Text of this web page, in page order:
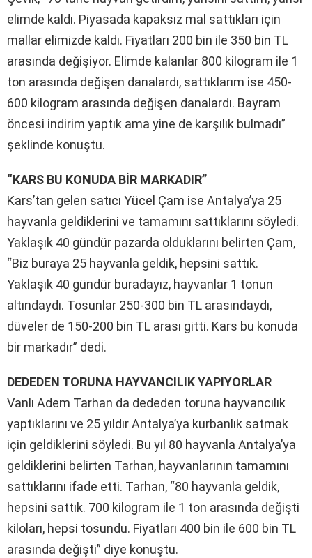
elimde kaldı. Piyasada kapaksız mal sattıkları için
mallar elimizde kaldı. Fiyatları 200 bin ile 350 bin TL
arasında değişiyor. Elimde kalanlar 800 kilogram ile 1
ton arasında değişen danalardı, sattıklarım ise 450-
600 kilogram arasında değişen danalardı. Bayram
öncesi indirim yaptık ama yine de karşılık bulmadı”
şeklinde konuştu.
“KARS BU KONUDA BİR MARKADIR”
Kars’tan gelen satıcı Yücel Çam ise Antalya’ya 25
hayvanla geldiklerini ve tamamını sattıklarını söyledi.
Yaklaşık 40 gündür pazarda olduklarını belirten Çam,
“Biz buraya 25 hayvanla geldik, hepsini sattık.
Yaklaşık 40 gündür buradayız, hayvanlar 1 tonun
altındaydı. Tosunlar 250-300 bin TL arasındaydı,
düveler de 150-200 bin TL arası gitti. Kars bu konuda
bir markadır” dedi.
DEDEDEN TORUNA HAYVANCILIK YAPIYORLAR
Vanlı Adem Tarhan da dededen toruna hayvancılık
yaptıklarını ve 25 yıldır Antalya’ya kurbanlık satmak
için geldiklerini söyledi. Bu yıl 80 hayvanla Antalya’ya
geldiklerini belirten Tarhan, hayvanlarının tamamını
sattıklarını ifade etti. Tarhan, “80 hayvanla geldik,
hepsini sattık. 700 kilogram ile 1 ton arasında değişti
kiloları, hepsi tosundu. Fiyatları 400 bin ile 600 bin TL
arasında değişti” diye konuştu.